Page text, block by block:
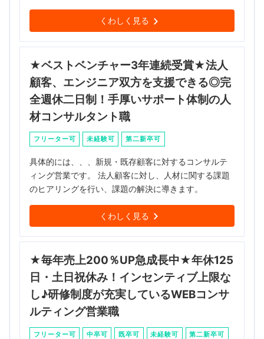
くわしく見る
★ベストベンチャー3年連続受賞★法人
顧客、エンジニア双方を支援できる◎完
全週休二日制！手厚いサポート体制の人
材コンサルタント職
フリーター可 未経験可 第二新卒可
具体的には、、、新規・既存顧客に対するコンサルテ
ィング営業です。 法人顧客に対し、人材に関する課題
のヒアリングを行い、課題の解決に導きます。
くわしく見る
★毎年売上200％UP急成長中★年休125
日・土日祝休み！インセンティブ上限な
し♪研修制度が充実しているWEBコンサ
ルティング営業職
フリーター可 中卒可 既卒可 未経験可
第二新卒可